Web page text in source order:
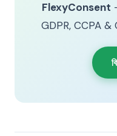
FlexyConsent
GDPR, CCPA